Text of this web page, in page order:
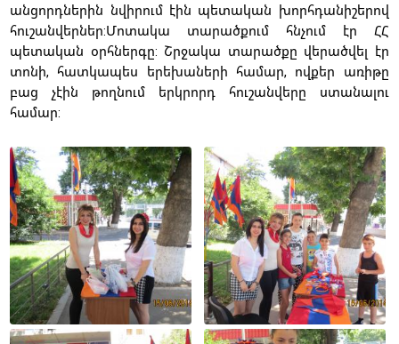
անցորդներին նվիրում էին պետական խորհդանիշերով
հուշանվերներ:Մոտակա տարածքում հնչում էր ՀՀ
պետական օրհներգը: Շրջակա տարածքը վերածվել էր
տոնի, հատկապես երեխաների համար, ովքեր առիթը
բաց չէին թողնում երկրորդ հուշանվերը ստանալու
համար: